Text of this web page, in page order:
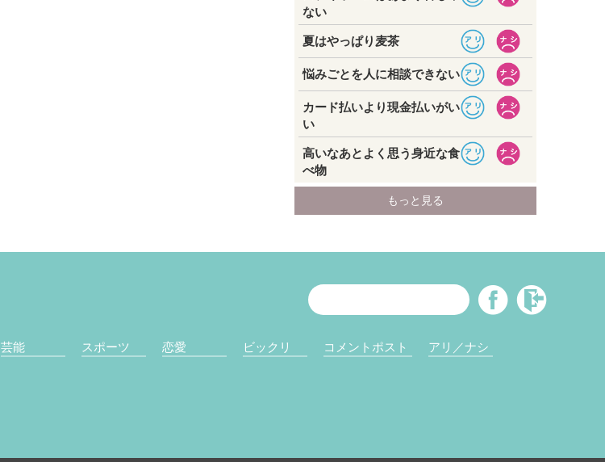
芸能 スポーツ 恋愛 ビックリ コメントポスト アリ／ナシ